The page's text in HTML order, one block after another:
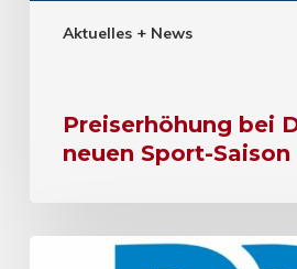
Aktuelles + News
Preiserhöhung bei
neuen Sport-Saison